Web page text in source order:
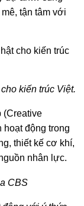
tận tâm với
kiến trúc Việt.
(Creative
hoạt động trong
thiết kế cơ khí,
nhân lực.